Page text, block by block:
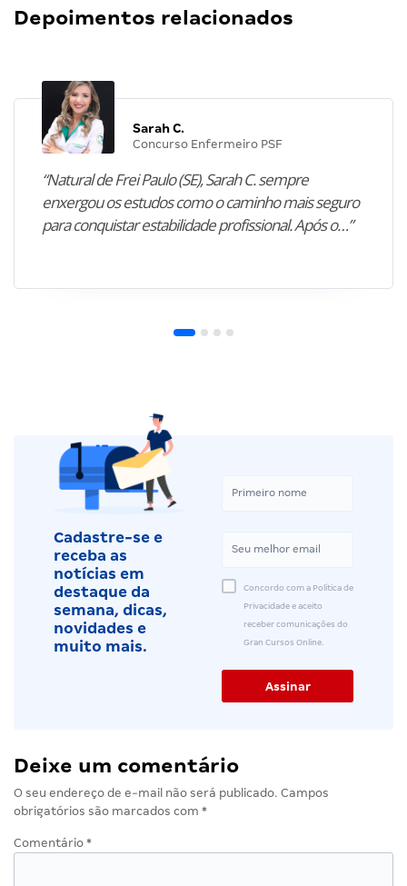
Depoimentos relacionados
Sarah C.
Concurso Enfermeiro PSF
“Natural de Frei Paulo (SE), Sarah C. sempre
enxergou os estudos como o caminho mais seguro
para conquistar estabilidade profissional. Após o…”
Cadastre-se e
receba as
notícias em
destaque da
semana, dicas,
novidades e
muito mais.
Concordo com a Política de
Privacidade e aceito
receber comunicações do
Gran Cursos Online.
Deixe um comentário
O seu endereço de e-mail não será publicado. Campos
obrigatórios são marcados com *
Comentário *